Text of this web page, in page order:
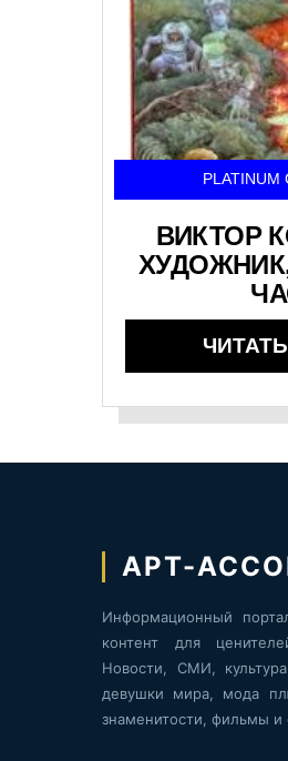
PLATINUM
ВИКТОР
АРТ-
Информационный
контент для
Новости, СМИ,
девушки мира, мода
знаменитости, фильмы и